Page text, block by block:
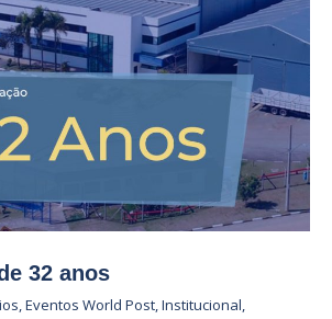
32 anos
,Eventos World Post,Institucional,